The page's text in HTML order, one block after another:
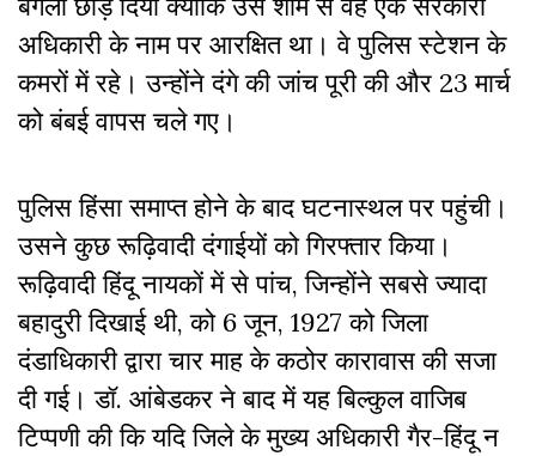
अधिकारी के नाम पर आरक्षित था। वे पुलिस स्टेशन के
कमरों में रहे। उन्होंने दंगे की जांच पूरी की और 23 मार्च
को बंबई वापस चले गए।
पुलिस हिंसा समाप्त होने के बाद घटनास्थल पर पहुंची।
उसने कुछ रूढ़िवादी दंगाईयों को गिरफ्तार किया।
रूढ़िवादी हिंदू नायकों में से पांच, जिन्होंने सबसे ज्यादा
बहादुरी दिखाई थी, को 6 जून, 1927 को जिला
दंडाधिकारी द्वारा चार माह के कठोर कारावास की सजा
दी गई। डॉ. आंबेडकर ने बाद में यह बिल्कुल वाजिब
टिप्पणी की कि यदि जिले के मुख्य अधिकारी गैर-हिंदू न